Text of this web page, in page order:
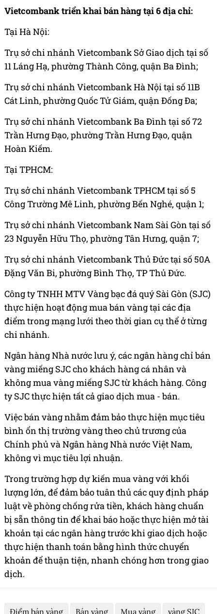
Vietcombank triển khai bán hàng tại 6 địa chỉ:
Tại Hà Nội:
Trụ sở chi nhánh Vietcombank Sở Giao dịch tại số
11 Láng Hạ, phường Thành Công, quận Ba Đình;
Trụ sở chi nhánh Vietcombank Hà Nội tại số 11B
Cát Linh, phường Quốc Tử Giám, quận Đống Đa;
Trụ sở chi nhánh Vietcombank Ba Đình tại số 72
Trần Hưng Đạo, phường Trần Hưng Đạo, quận
Hoàn Kiếm.
Tại TPHCM:
Trụ sở chi nhánh Vietcombank TPHCM tại số 5
Công Trường Mê Linh, phường Bến Nghé, quận 1;
Trụ sở chi nhánh Vietcombank Nam Sài Gòn tại số
23 Nguyễn Hữu Thọ, phường Tân Hưng, quận 7;
Trụ sở chi nhánh Vietcombank Thủ Đức tại số 50A
Đặng Văn Bi, phường Bình Thọ, TP Thủ Đức.
Công ty TNHH MTV Vàng bạc đá quý Sài Gòn (SJC)
thực hiện hoạt động mua bán vàng tại các địa
điểm trong mạng lưới theo thời gian cụ thể ở từng
chi nhánh.
Ngân hàng Nhà nước lưu ý, các ngân hàng chỉ bán
vàng miếng SJC cho khách hàng cá nhân và
không mua vàng miếng SJC từ khách hàng. Công
ty SJC thực hiện tất cả giao dịch mua - bán.
Việc bán vàng nhằm đảm bảo thực hiện mục tiêu
bình ổn thị trường vàng theo chủ trương của
Chính phủ và Ngân hàng Nhà nước Việt Nam,
không vì mục tiêu lợi nhuận.
Trong trường hợp dự kiến mua vàng với khối
lượng lớn, để đảm bảo tuân thủ các quy định pháp
luật về phòng chống rửa tiền, khách hàng chuẩn
bị sẵn thông tin để khai báo hoặc thực hiện mở tài
khoản tại các ngân hàng trước khi giao dịch hoặc
thực hiện thanh toán bằng hình thức chuyển
khoản để thuận tiện, nhanh chóng hơn trong giao
dịch.
Điểm bán vàng Bán vàng Mua vàng vàng SJC